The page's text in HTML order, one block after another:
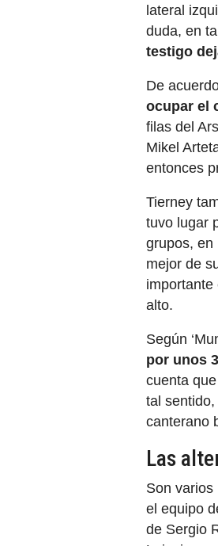
lateral
duda, en
testigo
De
ocupar el
filas del
Mikel
entonces
Tierney
tuvo lugar
grupos, en
mejor de
importante
alto.
Según
por unos
cuenta
tal
canterano
Las
Son varios
el equipo
de Sergio